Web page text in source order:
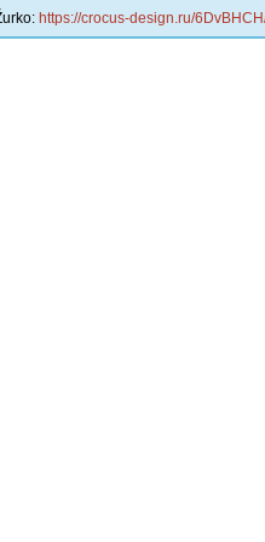
https://crocus-design.ru/